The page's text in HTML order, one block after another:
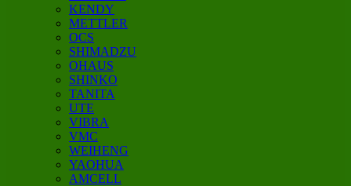
KENDY
METTLER
OCS
SHIMADZU
OHAUS
SHINKO
TANITA
UTE
VIBRA
VMC
WEIHENG
YAOHUA
AMCELL